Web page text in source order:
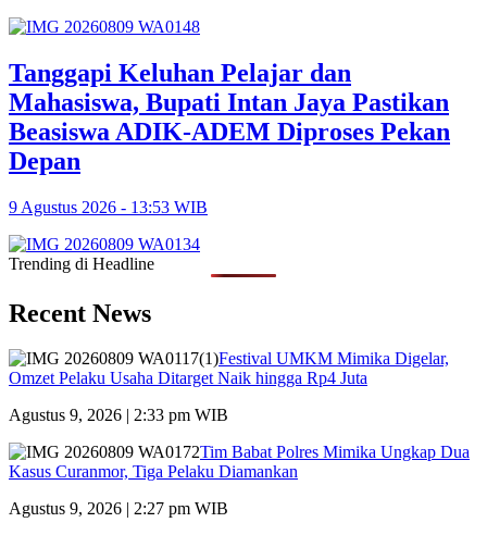
Tanggapi Keluhan Pelajar dan
Mahasiswa, Bupati Intan Jaya Pastikan
Beasiswa ADIK-ADEM Diproses Pekan
Depan
9 Agustus 2026 - 13:53 WIB
Trending di Headline
Recent News
Festival UMKM Mimika Digelar,
Omzet Pelaku Usaha Ditarget Naik hingga Rp4 Juta
Agustus 9, 2026 | 2:33 pm WIB
Tim Babat Polres Mimika Ungkap Dua
Kasus Curanmor, Tiga Pelaku Diamankan
Agustus 9, 2026 | 2:27 pm WIB